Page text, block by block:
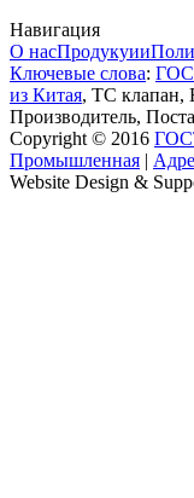
Навигация
О насПродукуии
Ключевые слова:
из Китая, ТС клапан,
Производитель,
Copyright © 2016
Промышленная |
Website Design &